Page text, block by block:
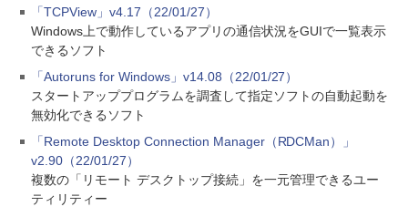
「TCPView」v4.17（22/01/27）
Windows上で動作しているアプリの通信状況をGUIで一覧表示
できるソフト
「Autoruns for Windows」v14.08（22/01/27）
スタートアッププログラムを調査して指定ソフトの自動起動を
無効化できるソフト
「Remote Desktop Connection Manager（RDCMan）」
v2.90（22/01/27）
複数の「リモート デスクトップ接続」を一元管理できるユー
ティリティー